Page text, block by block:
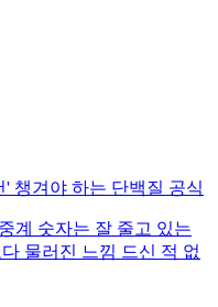
챙겨야 하는 단백질 공식
계 숫자는 잘 줄고 있는
물러진 느낌 드신 적 없